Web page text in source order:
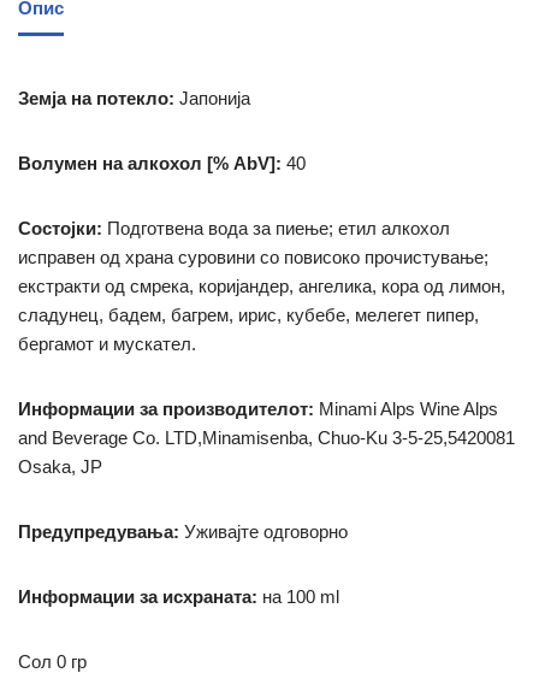
Опис
Земја на потекло: Јапонија
Волумен на алкохол [% AbV]: 40
Состојки: Подготвена вода за пиење; етил алкохол
исправен од храна суровини со повисоко прочистување;
екстракти од смрека, коријандер, ангелика, кора од лимон,
сладунец, бадем, багрем, ирис, кубебе, мелегет пипер,
бергамот и мускател.
Информации за производителот: Minami Alps Wine Alps
and Beverage Co. LTD,Minamisenba, Chuo-Ku 3-5-25,5420081
Osaka, JP
Предупредувања: Уживајте одговорно
Информации за исхраната: на 100 ml
Сол 0 гр